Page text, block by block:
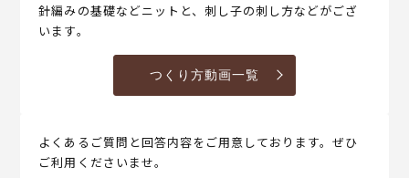
針編みの基礎などニットと、刺し子の刺し方などがござ
います。
つくり方動画一覧
よくあるご質問と回答内容をご用意しております。ぜひ
ご利用くださいませ。